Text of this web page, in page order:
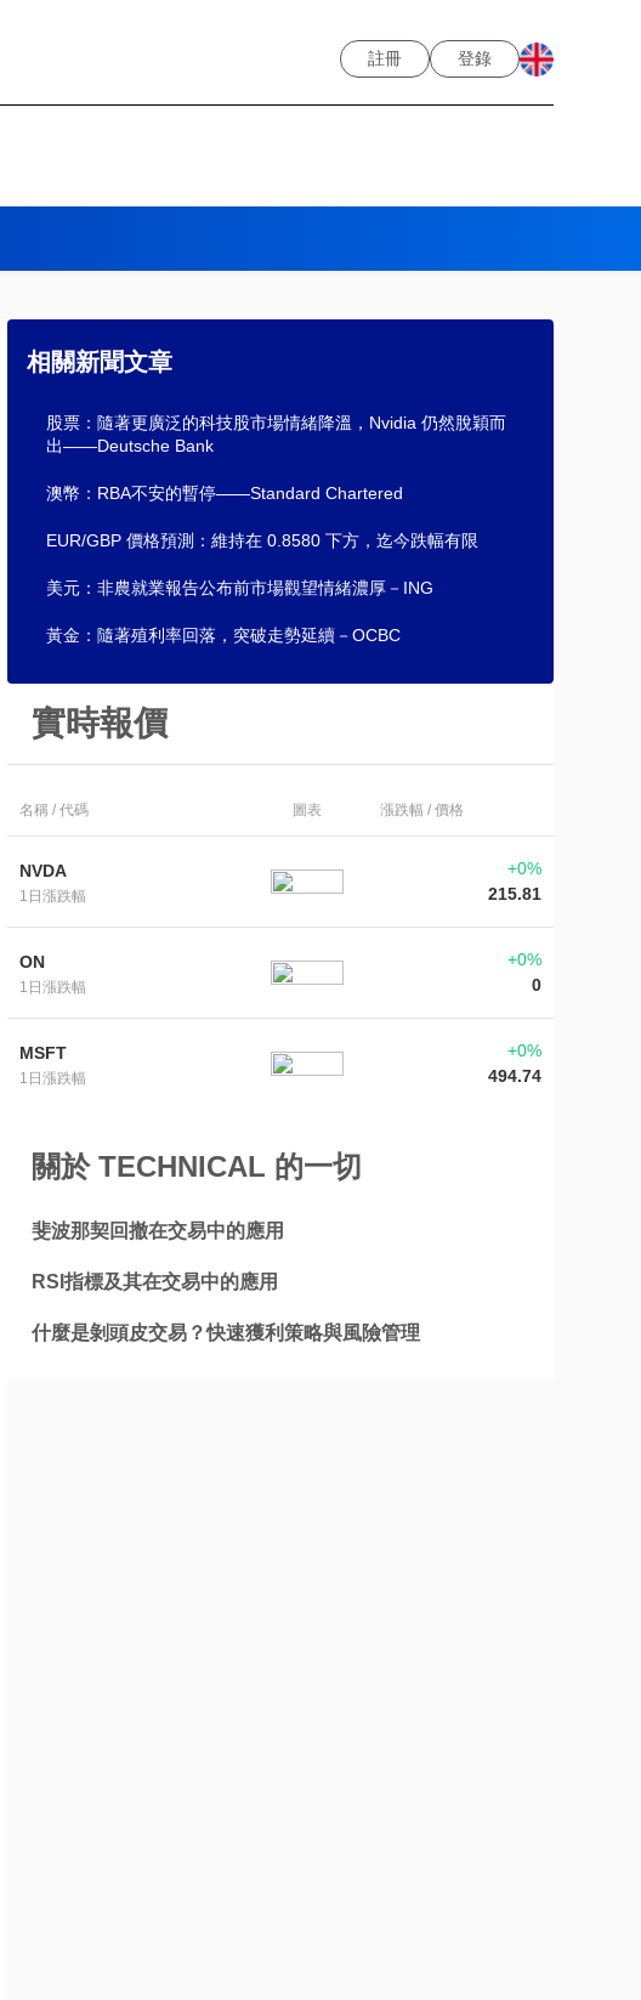
註冊 登錄
相關新聞文章
股票：隨著更廣泛的科技股市場情緒降溫，Nvidia 仍然脫穎而
出——Deutsche Bank
澳幣：RBA不安的暫停——Standard Chartered
EUR/GBP 價格預測：維持在 0.8580 下方，迄今跌幅有限
美元：非農就業報告公布前市場觀望情緒濃厚－ING
黃金：隨著殖利率回落，突破走勢延續－OCBC
實時報價
名稱 / 代碼 圖表 漲跌幅 / 價格
NVDA
1日漲跌幅
+0%
215.81
ON
1日漲跌幅
+0%
0
MSFT
1日漲跌幅
+0%
494.74
關於 TECHNICAL 的一切
斐波那契回撤在交易中的應用
RSI指標及其在交易中的應用
什麼是剝頭皮交易？快速獲利策略與風險管理